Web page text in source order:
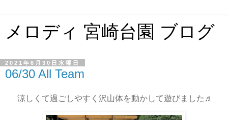
メロディ 宮崎台園 ブログ
2021年6月30日水曜日
06/30 All Team
涼しくて過ごしやすく沢山体を動かして遊びました♬